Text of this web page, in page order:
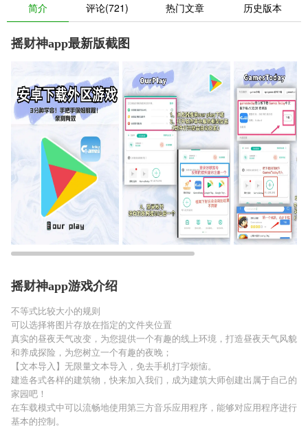
简介 评论(721) 热门文章 历史版本
摇财神app最新版截图
摇财神app游戏介绍
不等式比较大小的规则
可以选择将图片存放在指定的文件夹位置
真实的昼夜天气改变，为您提供一个有趣的线上环境，打造昼夜天气风貌
和养成探险，为您树立一个有趣的夜晚；
【文本导入】无限量文本导入，免去手机打字烦恼。
建造各式各样的建筑物，快来加入我们，成为建筑大师创建出属于自己的
家园吧！
在车载模式中可以流畅地使用第三方音乐应用程序，能够对应用程序进行
基本的控制。